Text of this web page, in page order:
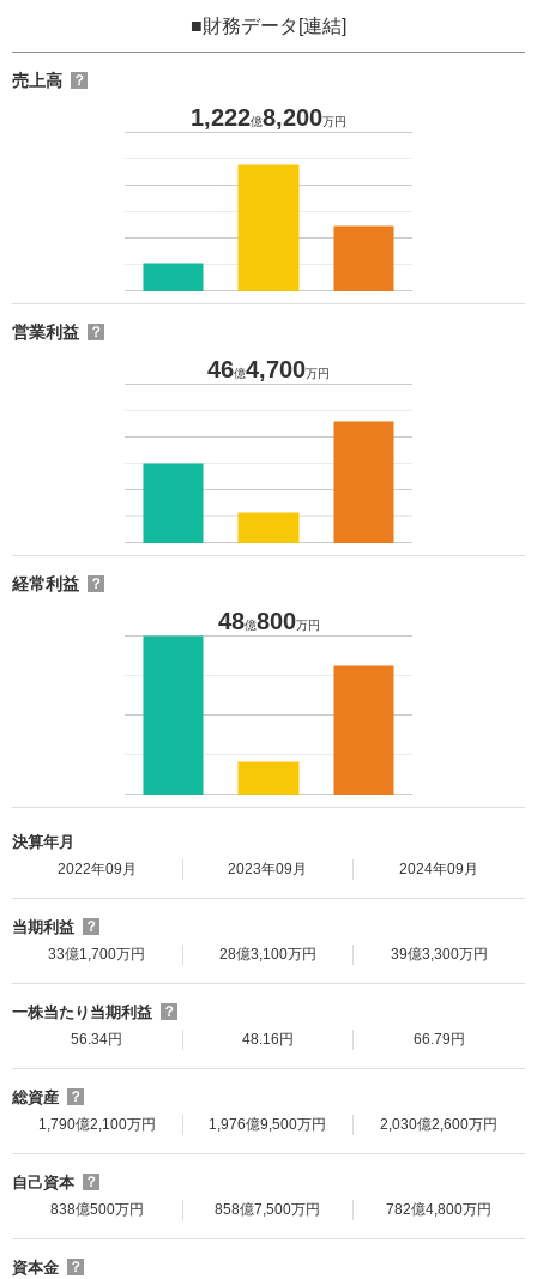
■財務データ[連結]
売上高 ？
1,222億8,200万円
営業利益 ？
46億4,700万円
経常利益 ？
48億800万円
決算年月
2022年09月 2023年09月 2024年09月
当期利益
？
33億1,700万円
28億3,100万円 39億3,300万円
一株当たり当期利益
？
56.34円
48.16円 66.79円
総資産
？
1,790億2,100万円
1,976億9,500万円 2,030億2,600万円
自己資本
？
838億500万円
858億7,500万円 782億4,800万円
資本金
？